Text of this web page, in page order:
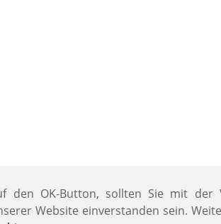
den OK-Button, sollten Sie mit der
Website einverstanden sein.